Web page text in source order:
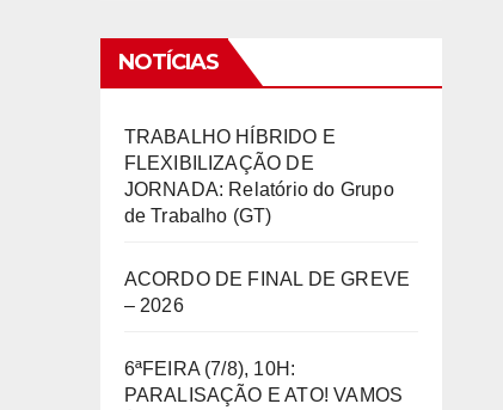
NOTÍCIAS
TRABALHO HÍBRIDO E
FLEXIBILIZAÇÃO DE
JORNADA: Relatório do Grupo
de Trabalho (GT)
ACORDO DE FINAL DE GREVE
– 2026
6ªFEIRA (7/8), 10H:
PARALISAÇÃO E ATO! VAMOS